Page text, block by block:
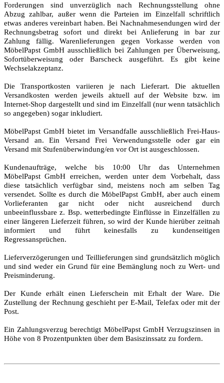
Forderungen sind unverzüglich nach Rechnungsstellung ohne
Abzug zahlbar, außer wenn die Parteien im Einzelfall schriftlich
etwas anderes vereinbart haben. Bei Nachnahmesendungen wird der
Rechnungsbetrag sofort und direkt bei Anlieferung in bar zur
Zahlung fällig. Warenlieferungen gegen Vorkasse werden von
MöbelPapst GmbH ausschließlich bei Zahlungen per Überweisung,
Sofortüberweisung oder Barscheck ausgeführt. Es gibt keine
Wechselakzeptanz.
Die Transportkosten variieren je nach Lieferart. Die aktuellen
Versandkosten werden jeweils aktuell auf der Website bzw. im
Internet-Shop dargestellt und sind im Einzelfall (nur wenn tatsächlich
so angegeben) sogar inkludiert.
MöbelPapst GmbH bietet im Versandfalle ausschließlich Frei-Haus-
Versand an. Ein Versand Frei Verwendungsstelle oder gar ein
Versand mit Stufenüberwindung/en vor Ort ist ausgeschlossen.
Kundenaufträge, welche bis 10:00 Uhr das Unternehmen
MöbelPapst GmbH erreichen, werden unter dem Vorbehalt, dass
diese tatsächlich verfügbar sind, meistens noch am selben Tag
versendet. Sollte es durch die MöbelPapst GmbH, aber auch einem
Vorlieferanten gar nicht oder nicht ausreichend durch
unbeeinflussbare z. Bsp. wetterbedingte Einflüsse in Einzelfällen zu
einer längeren Lieferzeit führen, so wird der Kunde hierüber zeitnah
informiert und führt keinesfalls zu kundenseitigen
Regressansprüchen.
Lieferverzögerungen und Teillieferungen sind grundsätzlich möglich
und sind weder ein Grund für eine Bemänglung noch zu Wert- und
Preisminderung.
Der Kunde erhält einen Lieferschein mit Erhalt der Ware. Die
Zustellung der Rechnung geschieht per E-Mail, Telefax oder mit der
Post.
Ein Zahlungsverzug berechtigt MöbelPapst GmbH Verzugszinsen in
Höhe von 8 Prozentpunkten über dem Basiszinssatz zu fordern.